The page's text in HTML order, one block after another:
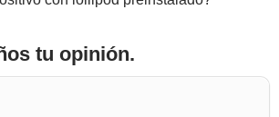
tu opinión.